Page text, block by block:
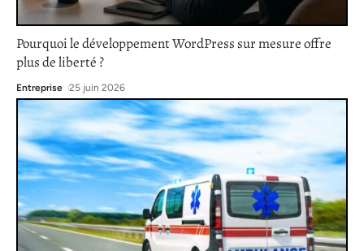
Pourquoi le développement WordPress sur mesure offre
plus de liberté ?
Entreprise 25 juin 2026